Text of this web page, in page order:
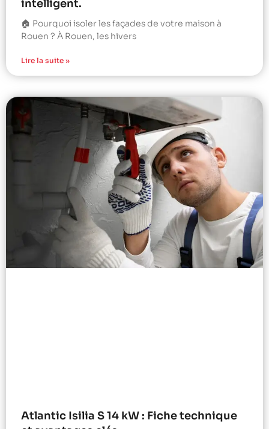
intelligent.
🏠 Pourquoi isoler les façades de votre maison à
Rouen ? À Rouen, les hivers
Lire la suite »
Atlantic Isilia S 14 kW : Fiche technique